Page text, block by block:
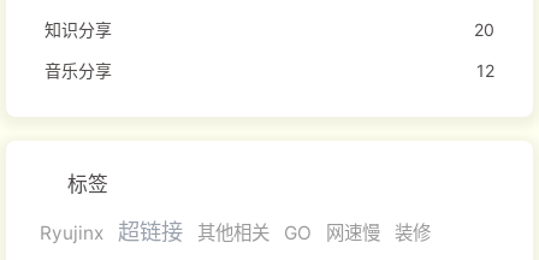
知识分享
20
音乐分享
12
标签
Ryujinx 超链接 其他相关 GO 网速慢
装修